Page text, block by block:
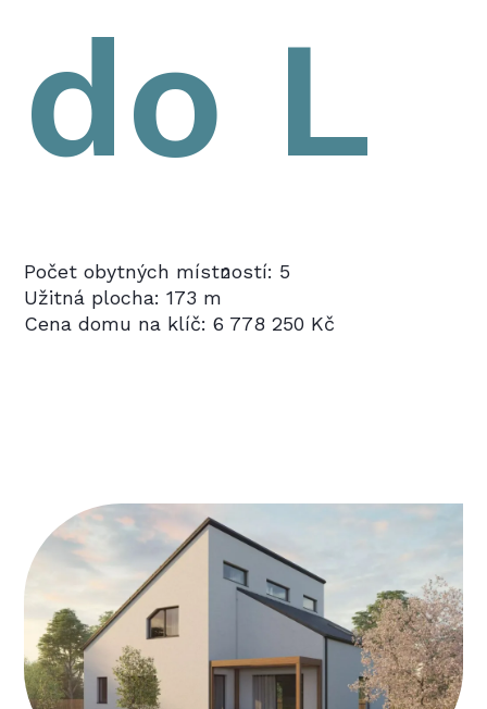
do L
Počet obytných místností: 5
Užitná plocha: 173 m
2
Cena domu na klíč: 6 778 250 Kč